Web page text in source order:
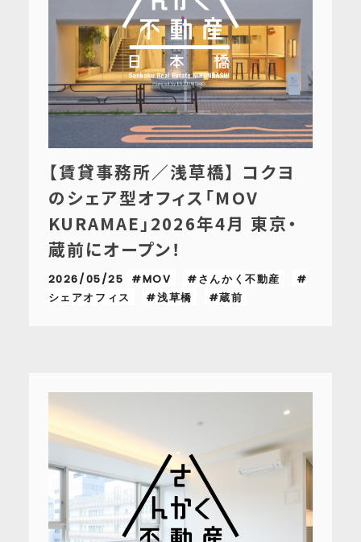
【賃貸事務所／浅草橋】 コクヨ
のシェア型オフィス「MOV
KURAMAE」2026年4月 東京・
蔵前にオープン！
2026/05/25 #MOV #さんかく不動産
#
シェアオフィス
#浅草橋 #蔵前